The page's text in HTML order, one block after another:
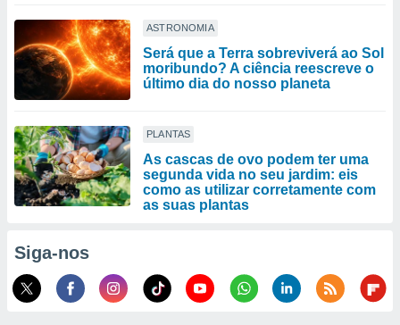
ASTRONOMIA
Será que a Terra sobreviverá ao Sol
moribundo? A ciência reescreve o
último dia do nosso planeta
PLANTAS
As cascas de ovo podem ter uma
segunda vida no seu jardim: eis
como as utilizar corretamente com
as suas plantas
Siga-nos